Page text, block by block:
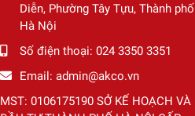
Diễn, Phường Tây Tựu, Thành phố
Hà Nội
Số điện thoại: 024 3350 3351
Email: admin@akco.vn
MST: 0106175190 SỞ KẾ HOẠCH VÀ